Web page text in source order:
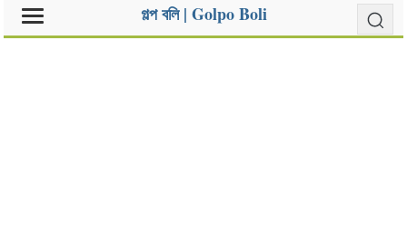
গল্প বলি | Golpo Boli